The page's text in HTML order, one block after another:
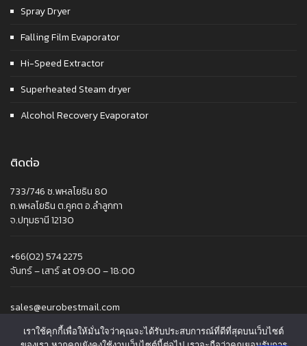
Spray Dryer
Falling Film Evaporator
Hi-Speed Extractor
Superheated Steam dryer
Alcohol Recovery Evaporator
ติดต่อ
733/746 ซ.พหลโยธิน 80
ถ.พหลโยธิน ต.คูคต อ.ลำลูกกา
จ.ปทุมธานี 12130
+66(02) 574 2275
จันทร์ – เสาร์ at 09:00 – 18:00
sales@eurobestmail.com
เราใช้คุกกี้เพื่อให้มั่นใจว่าคุณจะได้รับประสบการณ์ที่ดีที่สุดบนเว็บไซต์